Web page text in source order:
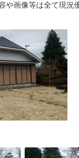
や画像等は全て現況